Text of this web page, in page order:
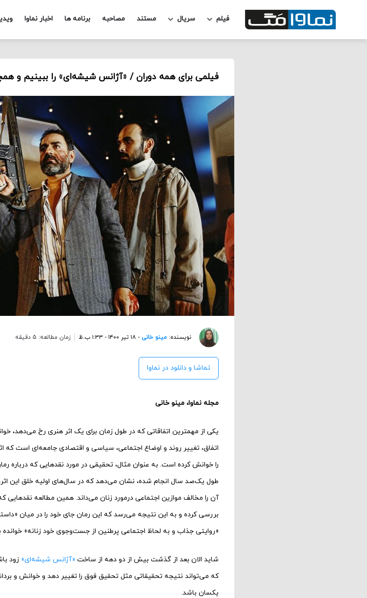
فیلم سریال مستند مصاحبه برنامه ها اخبار نماوا
فیلمی برای همه دوران / «آژانس شیشه‌ای» را ببینیم و
نویسنده: مینو خانی - ۱۸ تیر ۱۴۰۰ - ۱:۳۳ ب.ظ زمان مطالعه: 5 دقیقه
تماشا و دانلود در نماوا
مجله نماوا، مینو خانی
یکی از مهمترین اتفاقاتی که در طول زمان برای یک اثر هنری رخ می‌دهد،
اتفاق، تغییر روند و اوضاع اجتماعی، سیاسی و اقتصادی جامعه‌ای است
طول یک‌صد سال انجام شده، نشان می‌دهد که در سال‌های اولیه خلق این
بررسی کرده و به این نتیجه می‌رسد که این رمان جای خود را در میان
«روایتی جذاب و به لحاظ اجتماعی پرطنین از جست‌وجوی خود زنانه» خوانده
شاید الان بعد از گذشت بیش از دو دهه از ساخت «آژانس شیشه‌ای» زود
که می‌تواند نتیجه تحقیقاتی مثل تحقیق فوق را تغییر دهد و خوانش و
یکسان باشد.